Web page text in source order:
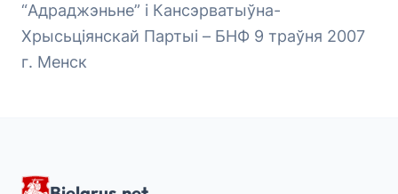
“Адраджэньне” і Кансэрватыўна-
Хрысьціянскай Партыі – БНФ 9 траўня 2007
г. Менск